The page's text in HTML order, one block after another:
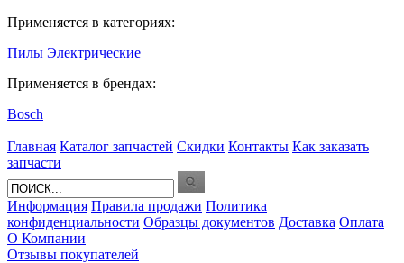
Применяется в категориях:
Пилы Электрические
Применяется в брендах:
Bosch
Главная Каталог запчастей Скидки Контакты Как заказать
запчасти
Информация Правила продажи Политика
конфиденциальности Образцы документов Доставка Оплата
О Компании
Отзывы покупателей